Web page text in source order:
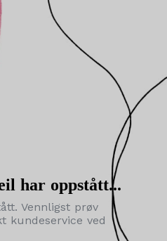
har oppstått...
Vennligst prøv
kundeservice ved